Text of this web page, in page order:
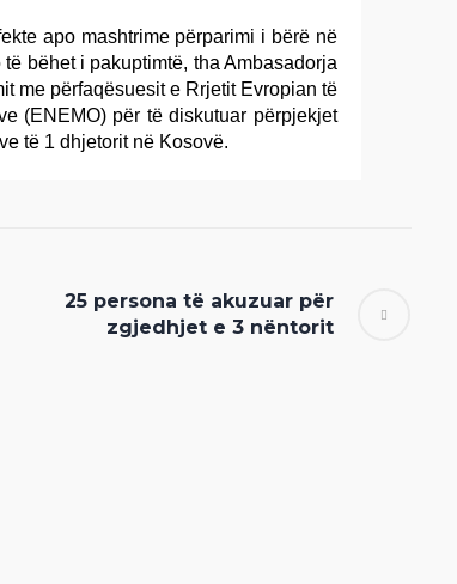
apo mashtrime përparimi i bërë në
bëhet i pakuptimtë, tha Ambasadorja
me përfaqësuesit e Rrjetit Evropian të
(ENEMO) për të diskutuar përpjekjet
të 1 dhjetorit në Kosovë.
25 persona të akuzuar për
zgjedhjet e 3 nëntorit